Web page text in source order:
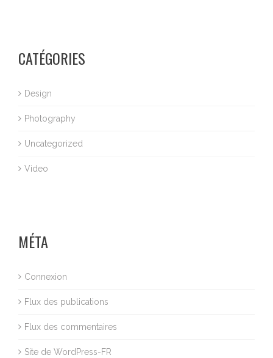
CATÉGORIES
Design
Photography
Uncategorized
Video
MÉTA
Connexion
Flux des publications
Flux des commentaires
Site de WordPress-FR